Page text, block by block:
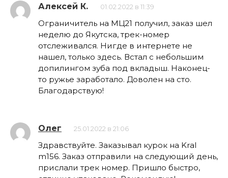
Алексей К. 01.02.2022 в 11:39
Ограничитель на МЦ21 получил, заказ шел
неделю до Якутска, трек-номер
отслеживался. Нигде в интернете не
нашел, только здесь. Встал с небольшим
допилингом зуба под вкладыш. Наконец-
то ружье заработало. Доволен на сто.
Благодарствую!
Олег 25.01.2022 в 21:06
Здравствуйте. Заказывал курок на Kral
m156. Заказ отправили на следующий день,
прислали трек номер. Пришло быстро,